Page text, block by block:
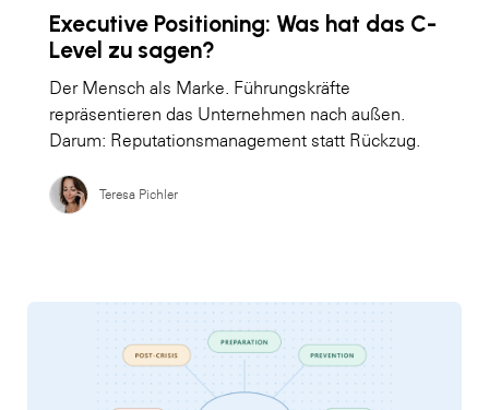
Executive Positioning: Was hat das C-
Level zu sagen?
Der Mensch als Marke. Führungskräfte
repräsentieren das Unternehmen nach außen.
Darum: Reputationsmanagement statt Rückzug.
Teresa Pichler